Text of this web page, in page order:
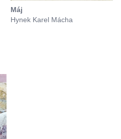
Máj
Hynek Karel Mácha